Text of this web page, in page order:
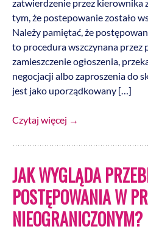
zatwierdzenie przez kierownika
tym, że postepowanie zostało
Należy pamiętać, że
to procedura wszczynana przez
zamieszczenie ogłoszenia,
negocjacji albo zaproszenia do
jest jako uporządkowany […]
Czytaj więcej →
JAK WYGLĄDA
POSTĘPOWANIA W
NIEOGRANICZONYM?